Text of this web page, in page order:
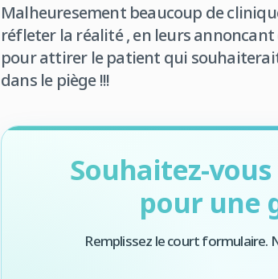
Malheuresement beaucoup de
réfleter la réalité , en leurs
pour attirer le patient qui
dans le piège !!!
Souhaitez-
pour une
Remplissez le court formulaire.